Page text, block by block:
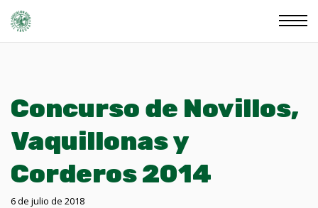
Concurso de Novillos,
Vaquillonas y
Corderos 2014
6 de julio de 2018